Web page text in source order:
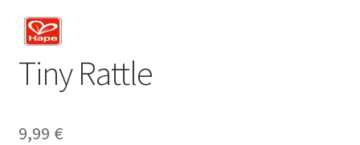
Tiny Rattle
9,99 €